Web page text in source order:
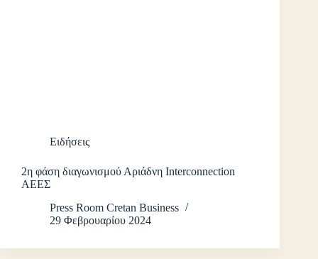
Ειδήσεις
2η φάση διαγωνισμού Αριάδνη Interconnection
ΑΕΕΣ
Press Room Cretan Business
29 Φεβρουαρίου 2024